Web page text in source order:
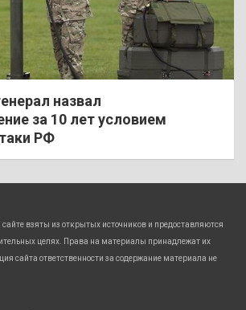
назвал
за 10 лет условием
РФ
взяты из открытых источников и предоставляются
целях. Права на материалы принадлежат их
сайта ответственности за содержание материала не